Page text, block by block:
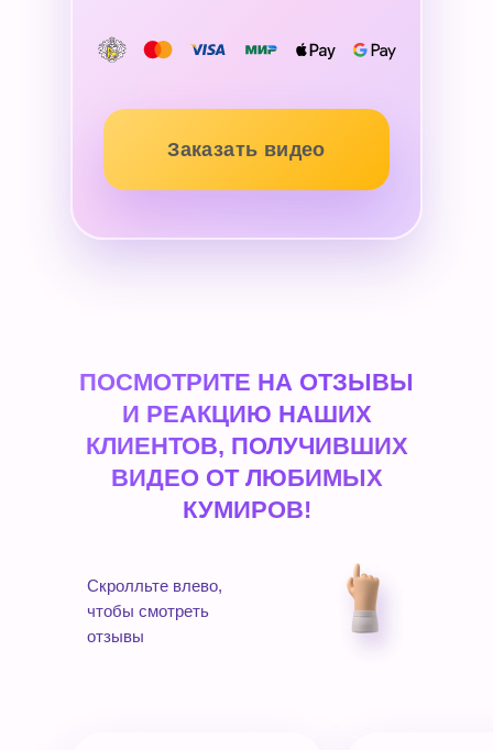
Заказать видео
ПОСМОТРИТЕ НА ОТЗЫВЫ
И РЕАКЦИЮ НАШИХ
КЛИЕНТОВ, ПОЛУЧИВШИХ
ВИДЕО ОТ ЛЮБИМЫХ
КУМИРОВ!
Скролльте влево,
чтобы смотреть
отзывы